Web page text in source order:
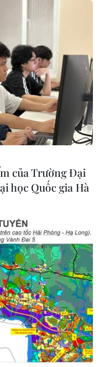
tác bảo đảm
của Trường Đại
học Quốc gia Hà